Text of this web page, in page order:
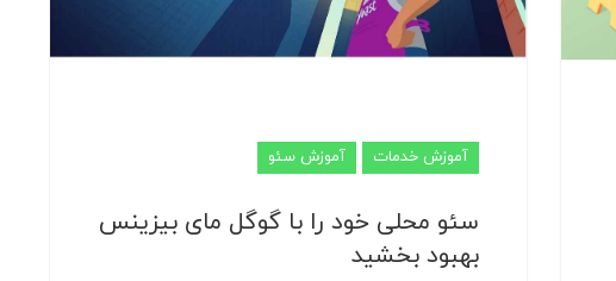
آموزش خدمات آموزش سئو
سئو محلی خود را با گوگل مای بیزینس
بهبود بخشید